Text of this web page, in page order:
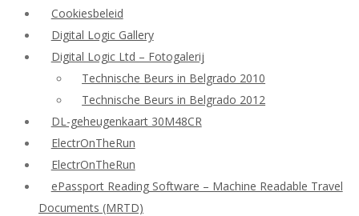
Cookiesbeleid
Digital Logic Gallery
Digital Logic Ltd – Fotogalerij
Technische Beurs in Belgrado 2010
Technische Beurs in Belgrado 2012
DL-geheugenkaart 30M48CR
ElectrOnTheRun
ElectrOnTheRun
ePassport Reading Software – Machine Readable Travel
Documents (MRTD)